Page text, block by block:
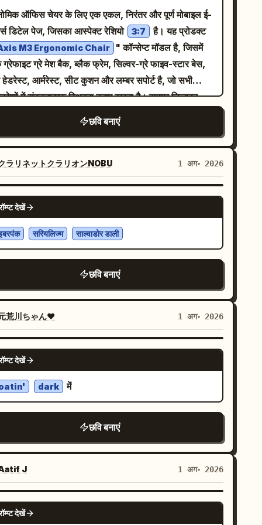
ऑफिस चेयर के लिए एक एकल, निरंतर और पूर्ण मोबाइल ई-
डिटेल पेज, जिसका आस्पेक्ट रेशियो
3:7
है। यह प्रोडक्ट
M3 Ergonomic Chair
" कॉन्सेप्ट मॉडल है, जिसमें
ग्रेफाइट ग्रे मेश बैक, ब्लैक फ्रेम, सिल्वर-ग्रे फाइव-स्टार बेस,
हेडरेस्ट, आर्मरेस्ट, सीट कुशन और लम्बर सपोर्ट है, जो सभी
में संरचनात्मक स्थिरता बनाए रखता है। समग्र डिज़ाइन
ऑफिस स्पेस के साथ आर्किटेक्चरल ब्लूप्रिंट को जोड़ने वाले
ग्रिड सिस्टम का उपयोग करता है, जिसमें
white, graphite grey, steel blue, and
स्पष्ट नैरो सैन्स-सेरिफ़ और मोनोस्पेस पैरामीटर फोंट शामिल
स्क्रीन 3/4 एंगल व्यू के साथ प्रोडक्ट की पहचान दिखाती
बाद सामने, साइड, पीछे और ऊपर से नीचे के सहायक एंगल्स
बैठने की मुद्राओं और डेस्क संबंधों का उपयोग करके स्केल
गया है बिना किसी विशिष्ट ऊंचाई उपयुक्तता सीमा का अनुमान
हेडरेस्ट, बैकरेस्ट, आर्मरेस्ट, सीट कुशन, लम्बर सपोर्ट और चेयर
को आंतरिक विस्फोटित संरचनाएं प्रदान किए बिना आउटलाइन
को प्रदर्शित किया गया है; साक्ष्य अनुभाग केवल उपयोगकर्ता
प्रदान किए गए संरचनात्मक विवरण और स्रोत दिखाता है, जिसमें
वस्तुओं को "information to be confirmed" के रूप
किया गया है; पैरामीटर अनुभाग में पूर्ण कुर्सी के आयाम, सीट
की सीमा, लोड क्षमता, सामग्री और समायोजन आइटम
हैं, अज्ञात मानों का अनुमान नहीं लगाया गया है; पैकेजिंग अनुभाग
की बॉडी, पुष्टि की गई एक्सेसरीज़, इंस्टॉलेशन निर्देश और
to be confirmed" के रूप में चिह्नित किया
है; और अंत में पुष्टि की गई संरचनाओं का सारांश और "view
and installation instructions" नोट है।
पैरामीटर यूनिट, आयाम रेखा और सूचना कार्ड पूरी तरह से भरा
चाहिए। काल्पनिक एर्गोनोमिक प्रमाणपत्र, लोड-बेयरिंग मान,
स्तर, स्वास्थ्य सुधार, पेटेंट या परीक्षण परिणामों की अनुमति
छवि बनाएं
ラリネットクラリオンNOBU 1 अग॰ 2026
NANO BANANA PRO
देखें
सरियलिज्म साल्वाडोर डाली
छवि बनाएं
荒川ちゃん❤ 1 अग॰ 2026
NANO BANANA PRO
देखें
dark में
छवि बनाएं
J 1 अग॰ 2026
NANO BANANA PRO
देखें